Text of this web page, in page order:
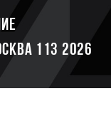
113 2026